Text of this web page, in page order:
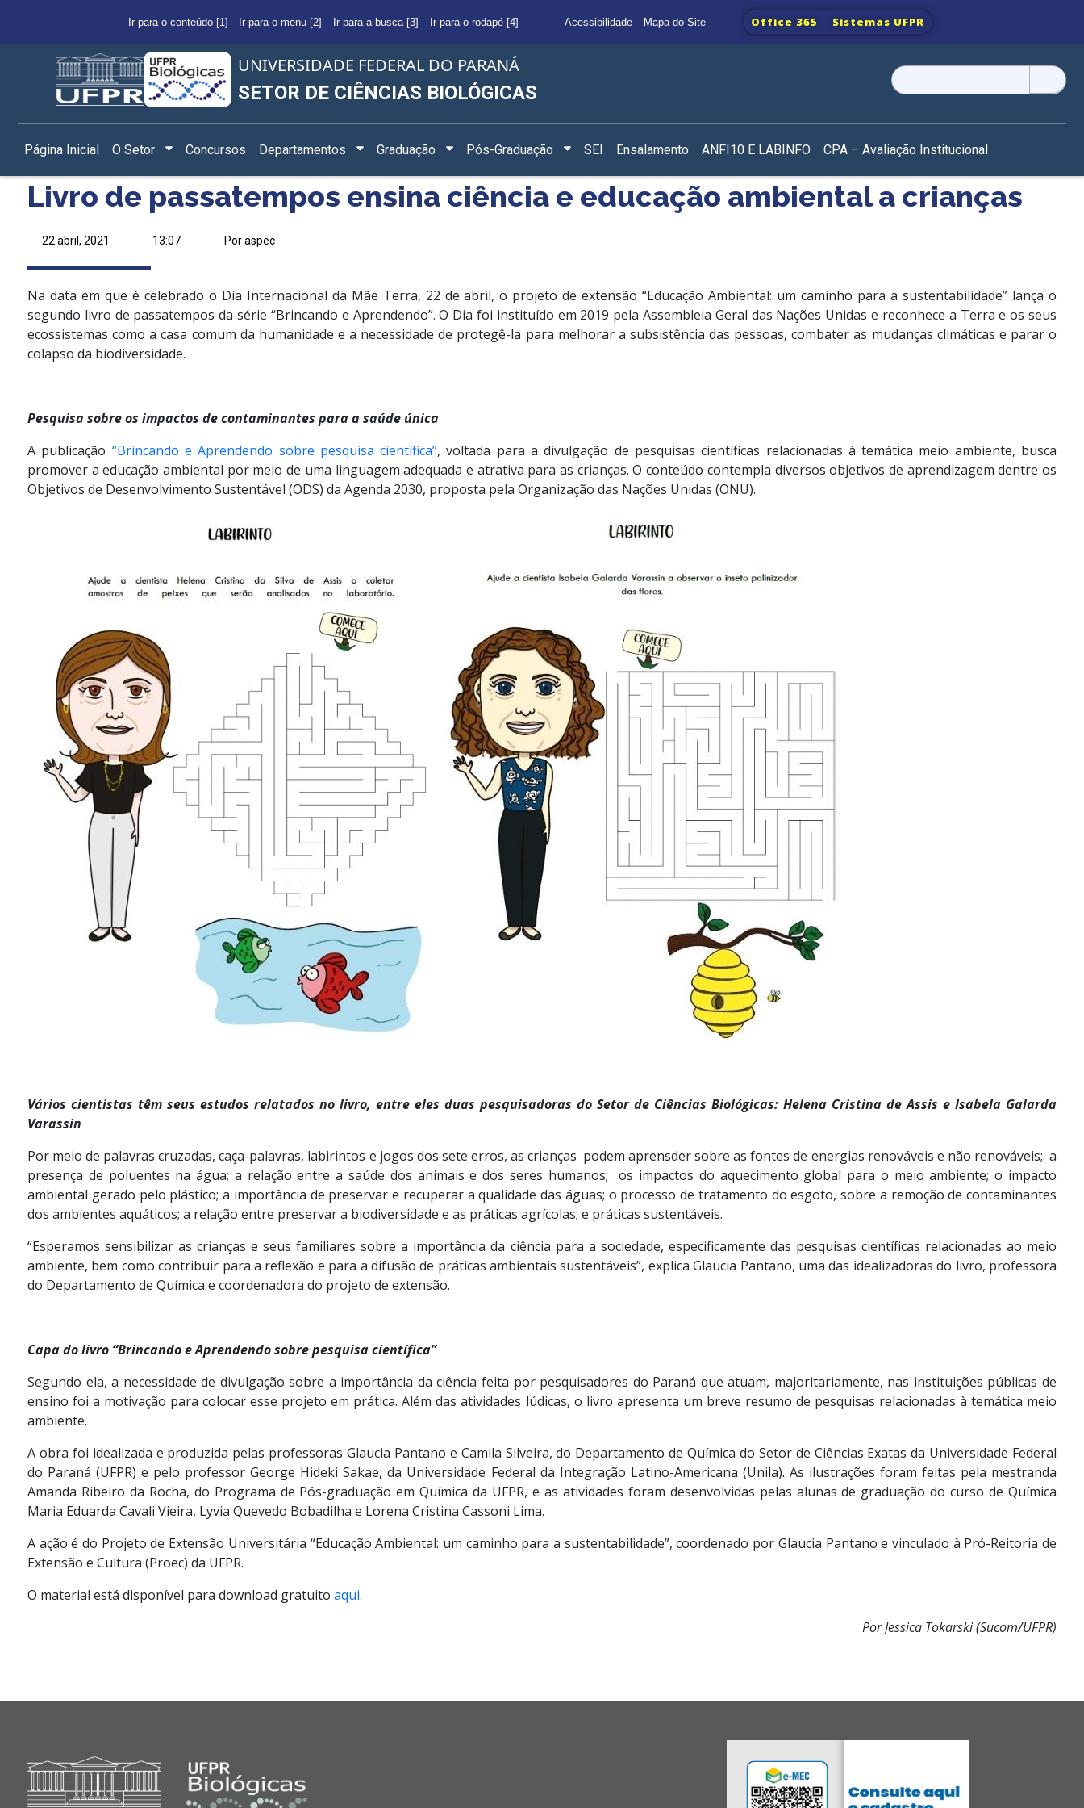
Ir para o conteúdo [1] Ir para o menu [2] Ir para a busca [3] Ir para o rodapé [4] Acessibilidade Mapa do Site Office 365 Sistemas UFPR
UNIVERSIDADE FEDERAL DO PARANÁ
SETOR DE CIÊNCIAS BIOLÓGICAS
Pesquisar
por:
Página Inicial O Setor Concursos Departamentos Graduação Pós-Graduação SEI Ensalamento ANFI10 E LABINFO CPA – Avaliação Institucional
Livro de passatempos ensina ciência e educação ambiental a crianças
22 abril, 2021 13:07 Por aspec
Na data em que é celebrado o Dia Internacional da Mãe Terra, 22 de abril, o projeto de extensão “Educação Ambiental: um caminho para a sustentabilidade” lança o
segundo livro de passatempos da série “Brincando e Aprendendo”. O Dia foi instituído em 2019 pela Assembleia Geral das Nações Unidas e reconhece a Terra e os seus
ecossistemas como a casa comum da humanidade e a necessidade de protegê-la para melhorar a subsistência das pessoas, combater as mudanças climáticas e parar o
colapso da biodiversidade.
Pesquisa sobre os impactos de contaminantes para a saúde única
A publicação “Brincando e Aprendendo sobre pesquisa científica”, voltada para a divulgação de pesquisas científicas relacionadas à temática meio ambiente, busca
promover a educação ambiental por meio de uma linguagem adequada e atrativa para as crianças. O conteúdo contempla diversos objetivos de aprendizagem dentre os
Objetivos de Desenvolvimento Sustentável (ODS) da Agenda 2030, proposta pela Organização das Nações Unidas (ONU).
Vários cientistas têm seus estudos relatados no livro, entre eles duas pesquisadoras do Setor de Ciências Biológicas: Helena Cristina de Assis e Isabela Galarda
Varassin
Por meio de palavras cruzadas, caça-palavras, labirintos e jogos dos sete erros, as crianças podem aprensder sobre as fontes de energias renováveis e não renováveis; a
presença de poluentes na água; a relação entre a saúde dos animais e dos seres humanos; os impactos do aquecimento global para o meio ambiente; o impacto
ambiental gerado pelo plástico; a importância de preservar e recuperar a qualidade das águas; o processo de tratamento do esgoto, sobre a remoção de contaminantes
dos ambientes aquáticos; a relação entre preservar a biodiversidade e as práticas agrícolas; e práticas sustentáveis.
“Esperamos sensibilizar as crianças e seus familiares sobre a importância da ciência para a sociedade, especificamente das pesquisas científicas relacionadas ao meio
ambiente, bem como contribuir para a reflexão e para a difusão de práticas ambientais sustentáveis”, explica Glaucia Pantano, uma das idealizadoras do livro, professora
do Departamento de Química e coordenadora do projeto de extensão.
Capa do livro “Brincando e Aprendendo sobre pesquisa científica”
Segundo ela, a necessidade de divulgação sobre a importância da ciência feita por pesquisadores do Paraná que atuam, majoritariamente, nas instituições públicas de
ensino foi a motivação para colocar esse projeto em prática. Além das atividades lúdicas, o livro apresenta um breve resumo de pesquisas relacionadas à temática meio
ambiente.
A obra foi idealizada e produzida pelas professoras Glaucia Pantano e Camila Silveira, do Departamento de Química do Setor de Ciências Exatas da Universidade Federal
do Paraná (UFPR) e pelo professor George Hideki Sakae, da Universidade Federal da Integração Latino-Americana (Unila). As ilustrações foram feitas pela mestranda
Amanda Ribeiro da Rocha, do Programa de Pós-graduação em Química da UFPR, e as atividades foram desenvolvidas pelas alunas de graduação do curso de Química
Maria Eduarda Cavali Vieira, Lyvia Quevedo Bobadilha e Lorena Cristina Cassoni Lima.
A ação é do Projeto de Extensão Universitária “Educação Ambiental: um caminho para a sustentabilidade”, coordenado por Glaucia Pantano e vinculado à Pró-Reitoria de
Extensão e Cultura (Proec) da UFPR.
O material está disponível para download gratuito aqui.
Por Jessica Tokarski (Sucom/UFPR)